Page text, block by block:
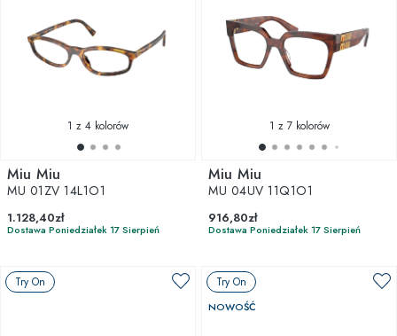
1 z 4 kolorów
Miu Miu
MU 01ZV 14L1O1
1.128,40zł
Dostawa Poniedziałek 17 Sierpień
1 z 7 kolorów
Miu Miu
MU 04UV 11Q1O1
916,80zł
Dostawa Poniedziałek 17 Sierpień
Try On Try On
NOWOŚĆ